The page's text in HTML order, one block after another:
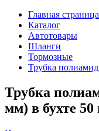
Главная страница
Каталог
Автотовары
Шланги
Тормозные
Трубка
Трубка
мм) в бухте 50